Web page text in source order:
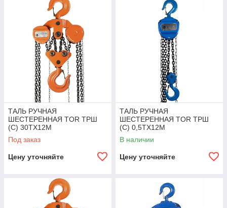
ТАЛЬ РУЧНАЯ
ШЕСТЕРЕННАЯ TOR ТРШ
(C) 30ТХ12М
Под заказ
Цену уточняйте
ТАЛЬ РУЧНАЯ
ШЕСТЕРЕННАЯ TOR ТРШ
(C) 0,5ТХ12М
В наличии
Цену уточняйте